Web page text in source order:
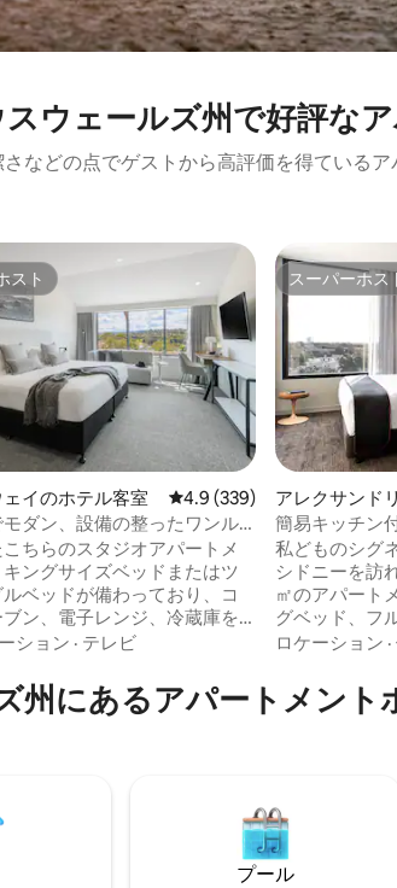
ウェールズ州で好評な
などの点でゲストから高評価を得ている
4.8つ星の平均評価
スト
スト
イのホテル客室 レビュー339件、5つ星中4.9
4.9 (339)
ダン、設備の整ったワンル
ちらのスタジオアパートメ
ングサイズベッドまたはツ
ベッドが備わっており、コ
ン、電子レンジ、冷蔵庫を
ッチンが完備されていま
ングテーブル、テレビ、高速
トアクセスが備わっていま
に署名する必要があります。
または記入する場合は、ホテ
お問い合わせください。
ション · テレビ
スーパーホスト
スーパーホス
アレクサンド
室
簡易キッチン
スイート
私どものシグ
シドニーを訪
㎡のアパート
グベッド、フ
ーメーカーが
や高速Wi-Fi
つろぐことも
する必要があ
記入する場合
ください。
ロケーション ·
州にあるアパートメン
プール